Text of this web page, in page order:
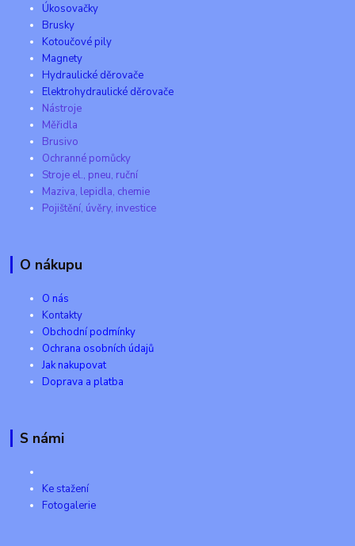
Úkosovačky
Brusky
Kotoučové pily
Magnety
Hydraulické děrovače
Elektrohydraulické děrovače
Nástroje
Měřidla
Brusivo
Ochranné pomůcky
Stroje el., pneu, ruční
Maziva, lepidla, chemie
Pojištění, úvěry, investice
O nákupu
O nás
Kontakty
Obchodní podmínky
Ochrana osobních údajů
Jak nakupovat
Doprava a platba
S námi
Ke stažení
Fotogalerie